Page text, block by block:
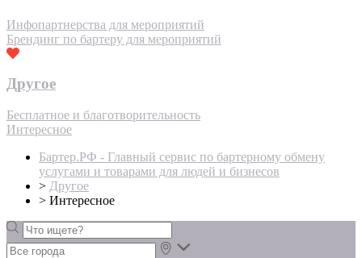
Инфопартнерства для мероприятий
Брендинг по бартеру для мероприятий
Другое
Бесплатное и благотворительность
Интересное
Бартер.РФ - Главный сервис по бартерному обмену
услугами и товарами для людей и бизнесов
> Другое
> Интересное